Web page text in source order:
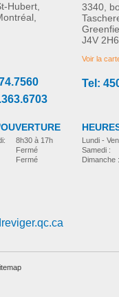
Hubert,
8h30 à 17h
Fermé
Fermé
3340,
J4V 2H6
Voir la
Tel:
Lundi -
Samedi :
Dimanche :